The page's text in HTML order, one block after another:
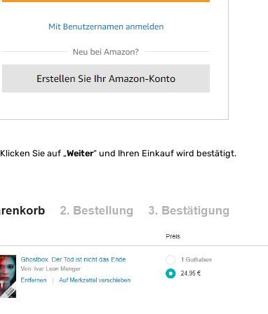
Klicken Sie auf „Weiter“ und Ihren Einkauf wird bestätigt.